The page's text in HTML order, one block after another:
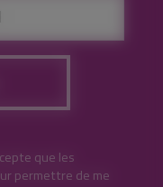
que les
permettre de me